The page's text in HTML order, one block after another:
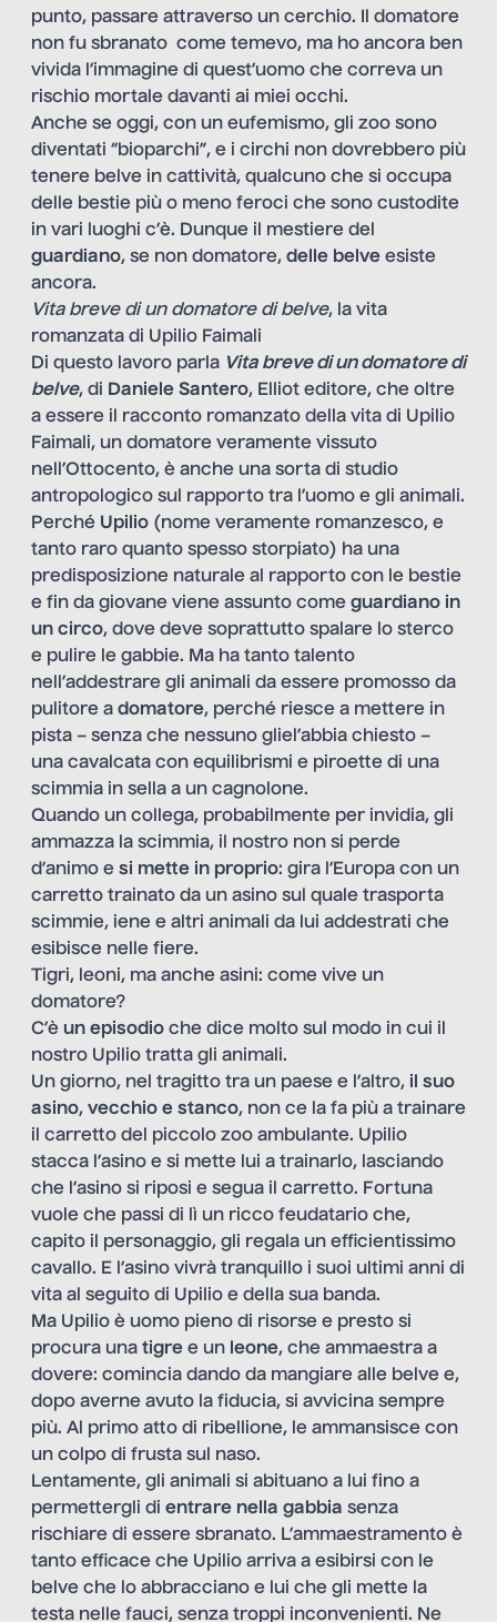
punto, passare attraverso un cerchio. Il domatore
non fu sbranato come temevo, ma ho ancora ben
vivida l’immagine di quest’uomo che correva un
rischio mortale davanti ai miei occhi.
Anche se oggi, con un eufemismo, gli zoo sono
diventati “bioparchi”, e i circhi non dovrebbero più
tenere belve in cattività, qualcuno che si occupa
delle bestie più o meno feroci che sono custodite
in vari luoghi c’è. Dunque il mestiere del
guardiano, se non domatore, delle belve esiste
ancora.
Vita breve di un domatore di belve, la vita
romanzata di Upilio Faimali
Di questo lavoro parla Vita breve di un domatore di
belve, di Daniele Santero, Elliot editore, che oltre
a essere il racconto romanzato della vita di Upilio
Faimali, un domatore veramente vissuto
nell’Ottocento, è anche una sorta di studio
antropologico sul rapporto tra l’uomo e gli animali.
Perché Upilio (nome veramente romanzesco, e
tanto raro quanto spesso storpiato) ha una
predisposizione naturale al rapporto con le bestie
e fin da giovane viene assunto come guardiano in
un circo, dove deve soprattutto spalare lo sterco
e pulire le gabbie. Ma ha tanto talento
nell’addestrare gli animali da essere promosso da
pulitore a domatore, perché riesce a mettere in
pista – senza che nessuno gliel’abbia chiesto –
una cavalcata con equilibrismi e piroette di una
scimmia in sella a un cagnolone.
Quando un collega, probabilmente per invidia, gli
ammazza la scimmia, il nostro non si perde
d’animo e si mette in proprio: gira l’Europa con un
carretto trainato da un asino sul quale trasporta
scimmie, iene e altri animali da lui addestrati che
esibisce nelle fiere.
Tigri, leoni, ma anche asini: come vive un
domatore?
C’è un episodio che dice molto sul modo in cui il
nostro Upilio tratta gli animali.
Un giorno, nel tragitto tra un paese e l’altro, il suo
asino, vecchio e stanco, non ce la fa più a trainare
il carretto del piccolo zoo ambulante. Upilio
stacca l’asino e si mette lui a trainarlo, lasciando
che l’asino si riposi e segua il carretto. Fortuna
vuole che passi di lì un ricco feudatario che,
capito il personaggio, gli regala un efficientissimo
cavallo. E l’asino vivrà tranquillo i suoi ultimi anni di
vita al seguito di Upilio e della sua banda.
Ma Upilio è uomo pieno di risorse e presto si
procura una tigre e un leone, che ammaestra a
dovere: comincia dando da mangiare alle belve e,
dopo averne avuto la fiducia, si avvicina sempre
più. Al primo atto di ribellione, le ammansisce con
un colpo di frusta sul naso.
Lentamente, gli animali si abituano a lui fino a
permettergli di entrare nella gabbia senza
rischiare di essere sbranato. L’ammaestramento è
tanto efficace che Upilio arriva a esibirsi con le
belve che lo abbracciano e lui che gli mette la
testa nelle fauci, senza troppi inconvenienti. Ne